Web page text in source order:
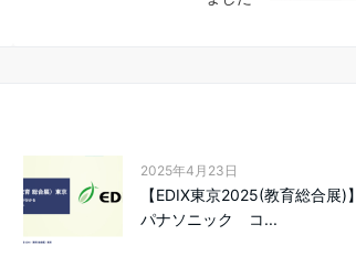
2025年4月23日
【EDIX東京2025(教育総合展)】
パナソニック コ...